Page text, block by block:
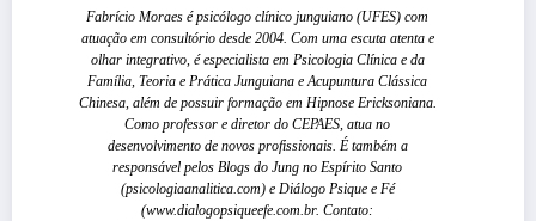
Fabrício Moraes é psicólogo clínico junguiano (UFES) com
atuação em consultório desde 2004. Com uma escuta atenta e
olhar integrativo, é especialista em Psicologia Clínica e da
Família, Teoria e Prática Junguiana e Acupuntura Clássica
Chinesa, além de possuir formação em Hipnose Ericksoniana.
Como professor e diretor do CEPAES, atua no
desenvolvimento de novos profissionais. É também a
responsável pelos Blogs do Jung no Espírito Santo
(psicologiaanalitica.com) e Diálogo Psique e Fé
(www.dialogopsiqueefe.com.br. Contato: